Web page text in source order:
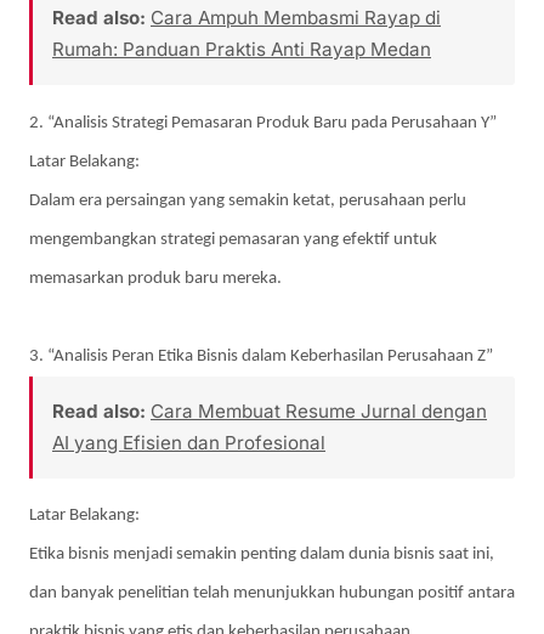
Read also: Cara Ampuh Membasmi Rayap di
Rumah: Panduan Praktis Anti Rayap Medan
2. “Analisis Strategi Pemasaran Produk Baru pada Perusahaan Y”
Latar Belakang:
Dalam era persaingan yang semakin ketat, perusahaan perlu
mengembangkan strategi pemasaran yang efektif untuk
memasarkan produk baru mereka.
3. “Analisis Peran Etika Bisnis dalam Keberhasilan Perusahaan Z”
Read also: Cara Membuat Resume Jurnal dengan
AI yang Efisien dan Profesional
Latar Belakang:
Etika bisnis menjadi semakin penting dalam dunia bisnis saat ini,
dan banyak penelitian telah menunjukkan hubungan positif antara